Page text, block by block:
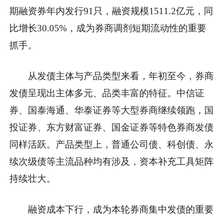
期融资券年内发行91只，融资规模1511.2亿元，同
比增长30.05%，成为券商调剂短期流动性的重要
抓手。
从发债主体与产品类型来看，年初至今，券商
发债呈现出主体多元、品类丰富的特征。中信证
券、国泰海通、华泰证券等大型券商继续领跑，国
投证券、东方财富证券、国金证券等特色券商发债
同样活跃。产品类型上，普通公司债、科创债、永
续次级债等主流品种均有涉及，资本补充工具矩阵
持续壮大。
融资成本下行，成为本轮券商集中发债的重要